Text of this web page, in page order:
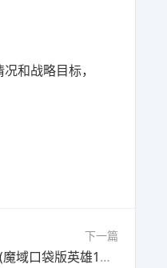
和战略目标，
下一篇
下一篇：魔域口袋版英灵神卫怎么来的?(魔域口袋版英雄1要怎么走位)